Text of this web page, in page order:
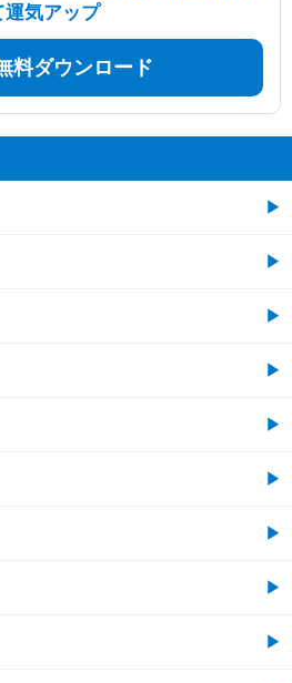
運気アップ
料ダウンロード